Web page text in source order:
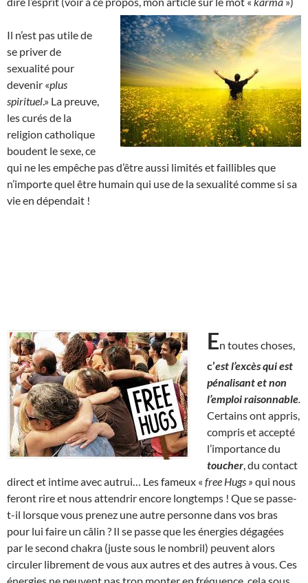
Il n’est pas utile de
se priver de
sexualité pour
devenir «plus
spirituel.» La preuve,
les curés de la
religion catholique
boudent le sexe, ce
qui ne les empêche pas d’être aussi limités et faillibles que
n’importe quel être humain qui use de la sexualité comme si sa
vie en dépendait !
En toutes choses,
c’est l’excès qui est
pénalisant et non
l’emploi raisonnable
Certains ont appris,
compris et accepté
l’importance du
toucher , du contact
direct et intime avec autrui… Les fameux « free Hugs » qui nous
feront rire et nous attendrir encore longtemps ! Que se passe-
t-il lorsque vous prenez une autre personne dans vos bras
pour lui faire un câlin ? Il se passe que les énergies dégagées
par le second chakra (juste sous le nombril) peuvent alors
circuler librement de vous aux autres et des autres à vous. Ces
énergies ne peuvent pas trop monter en fréquence, cela sous